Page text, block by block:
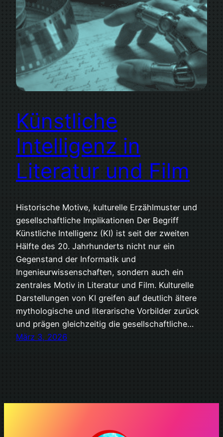
Künstliche
Intelligenz in
Literatur und Film
Historische Motive, kulturelle Erzählmuster und
gesellschaftliche Implikationen Der Begriff
Künstliche Intelligenz (KI) ist seit der zweiten
Hälfte des 20. Jahrhunderts nicht nur ein
Gegenstand der Informatik und
Ingenieurwissenschaften, sondern auch ein
zentrales Motiv in Literatur und Film. Kulturelle
Darstellungen von KI greifen auf deutlich ältere
mythologische und literarische Vorbilder zurück
und prägen gleichzeitig die gesellschaftliche…
März 3, 2026